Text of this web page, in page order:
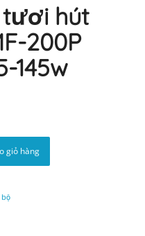
hút
200P
145w
giỏ hàng